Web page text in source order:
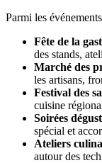
Parmi les
Fête de la
des stands,
Marché des
les artisans,
Festival des
cuisine
Soirées
spécial et
Ateliers
autour des